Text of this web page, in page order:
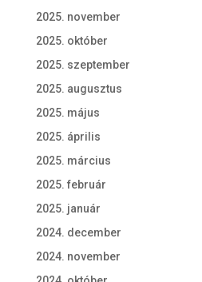
2025. november
2025. október
2025. szeptember
2025. augusztus
2025. május
2025. április
2025. március
2025. február
2025. január
2024. december
2024. november